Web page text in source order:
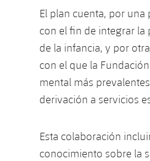
El plan cuenta, por
con el fin de integrar la
de la infancia, y por
con el que la
mental más
derivación a servicios
Esta colaboración
conocimiento sobre la